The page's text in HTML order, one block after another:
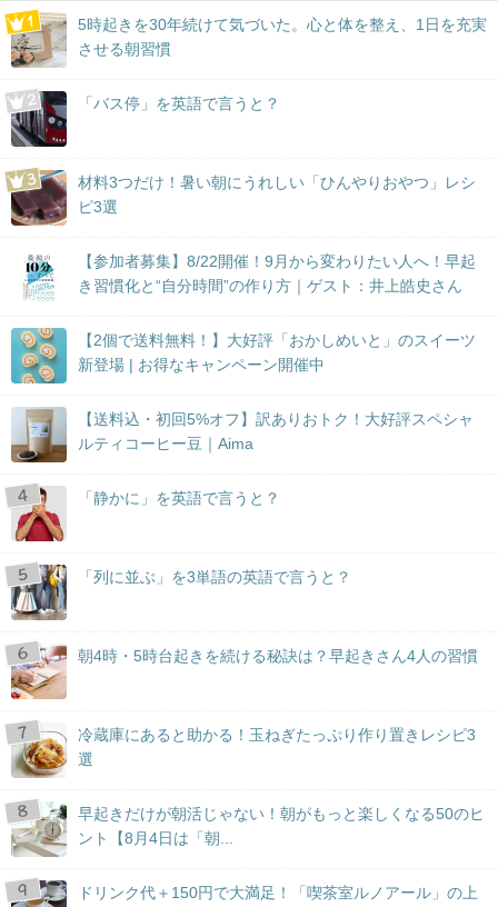
5時起きを30年続けて気づいた。心と体を整え、1日を充実
させる朝習慣
「バス停」を英語で言うと？
材料3つだけ！暑い朝にうれしい「ひんやりおやつ」レシ
ピ3選
【参加者募集】8/22開催！9月から変わりたい人へ！早起
き習慣化と“自分時間”の作り方｜ゲスト：井上皓史さん
【2個で送料無料！】大好評「おかしめいと」のスイーツ
新登場 | お得なキャンペーン開催中
【送料込・初回5%オフ】訳ありおトク！大好評スペシャ
ルティコーヒー豆｜Aima
「静かに」を英語で言うと？
「列に並ぶ」を3単語の英語で言うと？
朝4時・5時台起きを続ける秘訣は？早起きさん4人の習慣
冷蔵庫にあると助かる！玉ねぎたっぷり作り置きレシピ3
選
早起きだけが朝活じゃない！朝がもっと楽しくなる50のヒ
ント【8月4日は「朝...
ドリンク代＋150円で大満足！「喫茶室ルノアール」の上